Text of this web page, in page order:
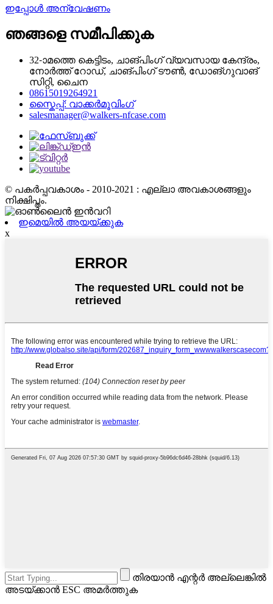
ഇപ്പോൾ അന്വേഷണം
ഞങ്ങളെ സമീപിക്കുക
32-ാമത്തെ കെട്ടിടം, ചാങ്‌പിംഗ് വ്യവസായ കേന്ദ്രം,
നോർത്ത് റോഡ്, ചാങ്‌പിംഗ് ടൗൺ, ഡോങ്‌ഗുവാങ്
സിറ്റി, ചൈന
08615019264921
സ്കൈപ്പ്: വാക്കർമൂവിംഗ്
salesmanager@walkers-nfcase.com
© പകർപ്പവകാശം - 2010-2021 : എല്ലാ അവകാശങ്ങളും
നിക്ഷിപ്തം.
ഇമെയിൽ അയയ്ക്കുക
x
തിരയാൻ എന്റർ അല്ലെങ്കിൽ
അടയ്ക്കാൻ ESC അമർത്തുക